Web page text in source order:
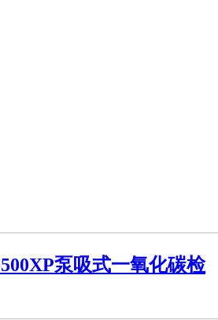
泵吸式一氧化碳检